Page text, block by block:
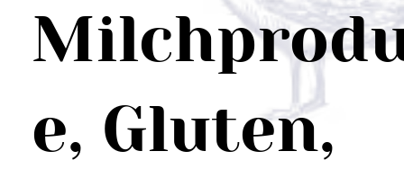
e, Gluten,